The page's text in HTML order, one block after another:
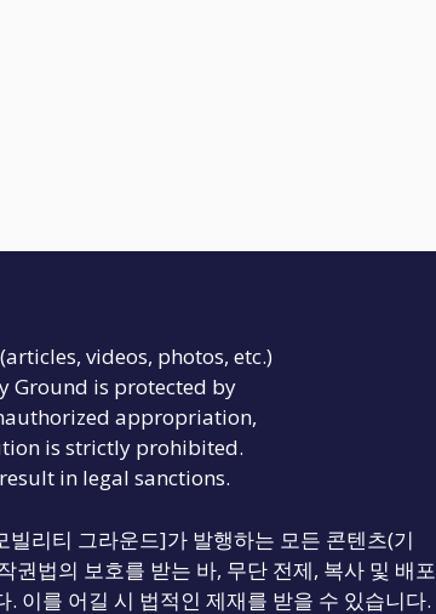
videos, photos, etc.)
Ground is protected by
appropriation,
is strictly prohibited.
in legal sanctions.
리티 그라운드]가 발행하는 모든 콘텐츠(기
권법의 보호를 받는 바, 무단 전제, 복사 및 배포
. 이를 어길 시 법적인 제재를 받을 수 있습니다.